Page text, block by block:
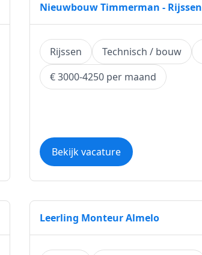
Nieuwbouw Timmerman - Rijssen
Rijssen Technisch / bouw
€ 3000-4250 per maand
Bekijk vacature
Leerling Monteur Almelo